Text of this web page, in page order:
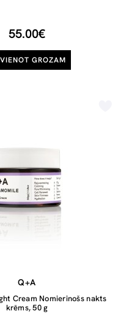
55.00€
GROZAM
Q+A
Cream Nomierinošs nakts
krēms, 50 g